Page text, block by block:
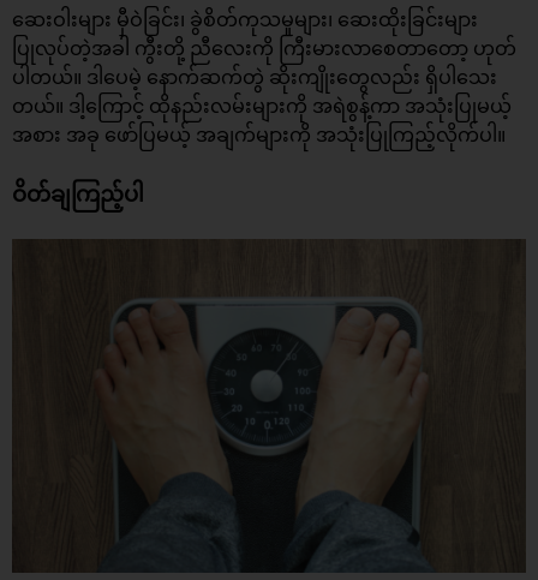
ဆေးဝါးများ မှီဝဲခြင်း၊ ခွဲစိတ်ကုသမှုများ၊ ဆေးထိုးခြင်းများ
ပြုလုပ်တဲ့အခါ ကွီးတို့ ညီလေးကို ကြီးမားလာစေတာတော့ ဟုတ်
ပါတယ်။ ဒါပေမဲ့ နောက်ဆက်တွဲ ဆိုးကျိုးတွေလည်း ရှိပါသေး
တယ်။ ဒါ့ကြောင့် ထိုနည်းလမ်းများကို အရဲစွန့်ကာ အသုံးပြုမယ့်
အစား အခု ဖော်ပြမယ့် အချက်များကို အသုံးပြုကြည့်လိုက်ပါ။
ဝိတ်ချကြည့်ပါ